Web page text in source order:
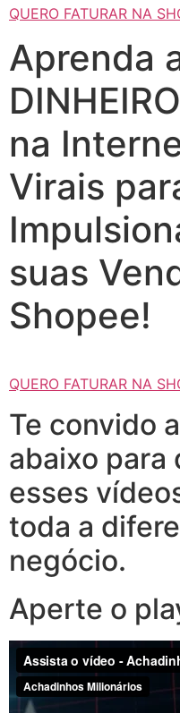
QUERO FATURAR NA
Aprenda
na
Virais
suas
Shopee!
QUERO FATURAR NA
Te convido
abaixo para
esses
toda a
negócio.
Aperte o